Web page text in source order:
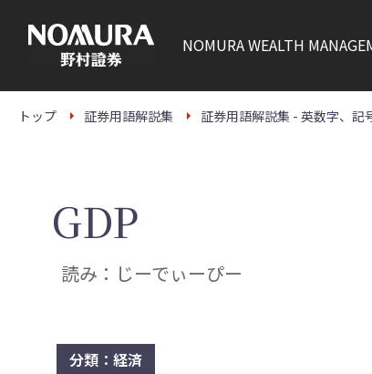
本
NOMURAWEALTH
トップ 証券用語解説集 証券用語解説集 - 英数字、記
GDP
読み：じーでぃーぴー
分類：経済